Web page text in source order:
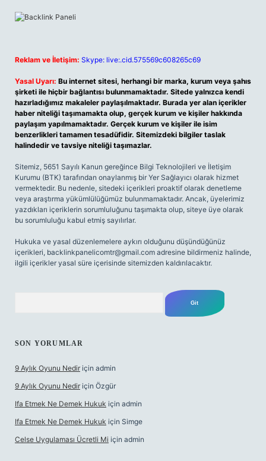
Reklam ve İletişim: Skype: live:.cid.575569c608265c69
Yasal Uyarı: Bu internet sitesi, herhangi bir marka, kurum veya şahıs
şirketi ile hiçbir bağlantısı bulunmamaktadır. Sitede yalnızca kendi
hazırladığımız makaleler paylaşılmaktadır. Burada yer alan içerikler
haber niteliği taşımamakta olup, gerçek kurum ve kişiler hakkında
paylaşım yapılmamaktadır. Gerçek kurum ve kişiler ile isim
benzerlikleri tamamen tesadüfidir. Sitemizdeki bilgiler taslak
halindedir ve tavsiye niteliği taşımazlar.
Sitemiz, 5651 Sayılı Kanun gereğince Bilgi Teknolojileri ve İletişim
Kurumu (BTK) tarafından onaylanmış bir Yer Sağlayıcı olarak hizmet
vermektedir. Bu nedenle, sitedeki içerikleri proaktif olarak denetleme
veya araştırma yükümlülüğümüz bulunmamaktadır. Ancak, üyelerimiz
yazdıkları içeriklerin sorumluluğunu taşımakta olup, siteye üye olarak
bu sorumluluğu kabul etmiş sayılırlar.
Hukuka ve yasal düzenlemelere aykırı olduğunu düşündüğünüz
içerikleri, backlinkpanelicomtr@gmail.com adresine bildirmeniz halinde,
ilgili içerikler yasal süre içerisinde sitemizden kaldırılacaktır.
SON YORUMLAR
9 Aylık Oyunu Nedir için admin
9 Aylık Oyunu Nedir için Özgür
Ifa Etmek Ne Demek Hukuk için admin
Ifa Etmek Ne Demek Hukuk için Simge
Celse Uygulaması Ücretli Mi için admin